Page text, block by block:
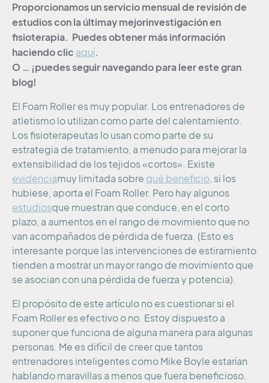
Proporcionamos un servicio mensual de revisión de
estudios con laúltimaymejorinvestigación en
fisioterapia. Puedes obtener más información
haciendo clic aquí.
O … ¡puedes seguir navegando para leer este gran
blog!
El Foam Roller es muy popular. Los entrenadores de
atletismo lo utilizan como parte del calentamiento.
Los fisioterapeutas lo usan como parte de su
estrategia de tratamiento, a menudo para mejorar la
extensibilidad de los tejidos «cortos». Existe
evidenciamuy limitada sobre qué beneficio, si los
hubiese, aporta el Foam Roller. Pero hay algunos
estudiosque muestran que conduce, en el corto
plazo, a aumentos en el rango de movimiento que no
van acompañados de pérdida de fuerza. (Esto es
interesante porque las intervenciones de estiramiento
tienden a mostrar un mayor rango de movimiento que
se asocian con una pérdida de fuerza y potencia).
El propósito de este artículo no es cuestionar si el
Foam Roller es efectivo o no. Estoy dispuesto a
suponer que funciona de alguna manera para algunas
personas. Me es difícil de creer que tantos
entrenadores inteligentes como Mike Boyle estarían
hablando maravillas a menos que fuera beneficioso.